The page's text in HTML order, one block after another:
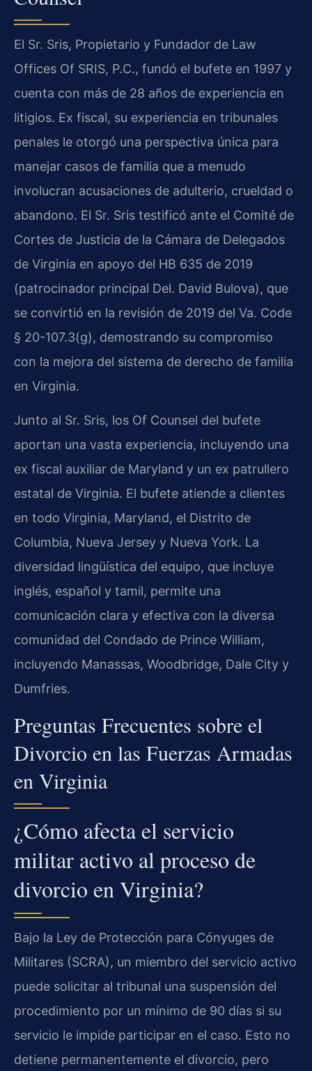
El Sr. Sris, Propietario y Fundador de Law
Offices Of SRIS, P.C., fundó el bufete en 1997 y
cuenta con más de 28 años de experiencia en
litigios. Ex fiscal, su experiencia en tribunales
penales le otorgó una perspectiva única para
manejar casos de familia que a menudo
involucran acusaciones de adulterio, crueldad o
abandono. El Sr. Sris testificó ante el Comité de
Cortes de Justicia de la Cámara de Delegados
de Virginia en apoyo del HB 635 de 2019
(patrocinador principal Del. David Bulova), que
se convirtió en la revisión de 2019 del Va. Code
§ 20-107.3(g), demostrando su compromiso
con la mejora del sistema de derecho de familia
en Virginia.
Junto al Sr. Sris, los Of Counsel del bufete
aportan una vasta experiencia, incluyendo una
ex fiscal auxiliar de Maryland y un ex patrullero
estatal de Virginia. El bufete atiende a clientes
en todo Virginia, Maryland, el Distrito de
Columbia, Nueva Jersey y Nueva York. La
diversidad lingüística del equipo, que incluye
inglés, español y tamil, permite una
comunicación clara y efectiva con la diversa
comunidad del Condado de Prince William,
incluyendo Manassas, Woodbridge, Dale City y
Dumfries.
Preguntas Frecuentes sobre el
Divorcio en las Fuerzas Armadas
en Virginia
¿Cómo afecta el servicio
militar activo al proceso de
divorcio en Virginia?
Bajo la Ley de Protección para Cónyuges de
Militares (SCRA), un miembro del servicio activo
puede solicitar al tribunal una suspensión del
procedimiento por un mínimo de 90 días si su
servicio le impide participar en el caso. Esto no
detiene permanentemente el divorcio, pero